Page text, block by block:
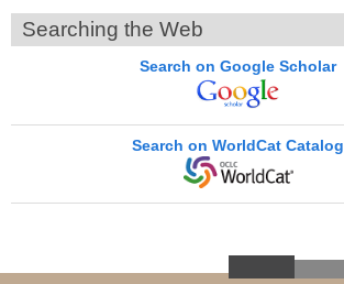
Searching the Web
Search on Google Scholar
Search on WorldCat Catalog